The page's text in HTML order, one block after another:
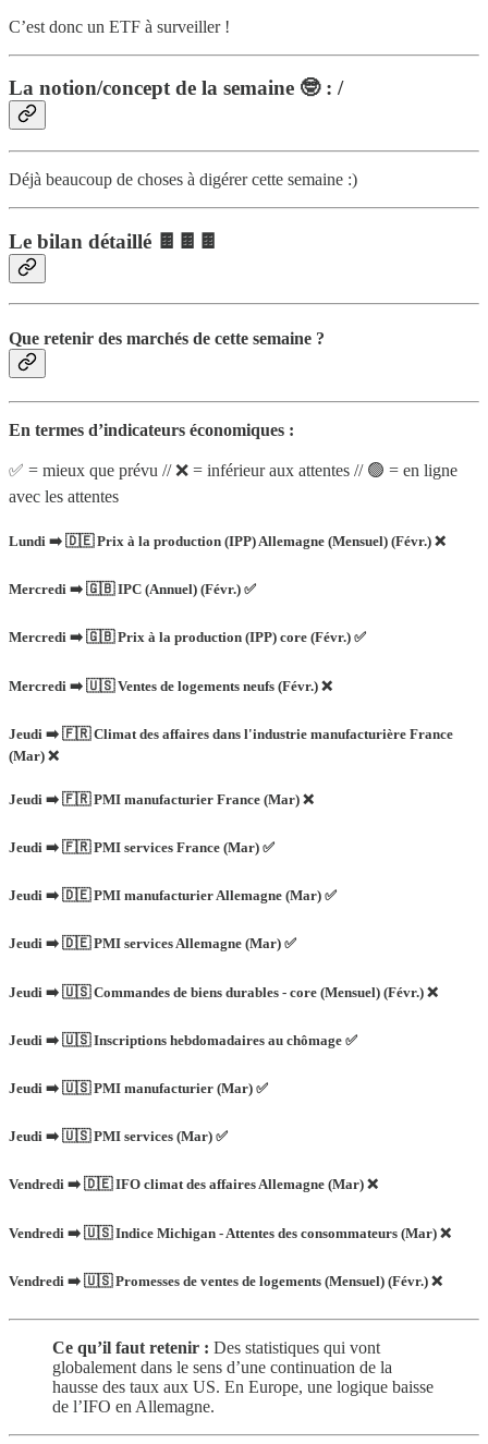
C’est donc un ETF à surveiller !
La notion/concept de la semaine 🤓 : /
Déjà beaucoup de choses à digérer cette semaine :)
Le bilan détaillé 🍫🍫🍫
Que retenir des marchés de cette semaine ?
En termes d’indicateurs économiques :
✅ = mieux que prévu // ❌ = inférieur aux attentes // 🟢 = en ligne
avec les attentes
Lundi ➡️ 🇩🇪 Prix à la production (IPP) Allemagne (Mensuel) (Févr.) ❌
Mercredi ➡️ 🇬🇧 IPC (Annuel) (Févr.) ✅
Mercredi ➡️ 🇬🇧 Prix à la production (IPP) core (Févr.) ✅
Mercredi ➡️ 🇺🇸 Ventes de logements neufs (Févr.) ❌
Jeudi ➡️ 🇫🇷 Climat des affaires dans l'industrie manufacturière France
(Mar) ❌
Jeudi ➡️ 🇫🇷 PMI manufacturier France (Mar) ❌
Jeudi ➡️ 🇫🇷 PMI services France (Mar) ✅
Jeudi ➡️ 🇩🇪 PMI manufacturier Allemagne (Mar) ✅
Jeudi ➡️ 🇩🇪 PMI services Allemagne (Mar) ✅
Jeudi ➡️ 🇺🇸 Commandes de biens durables - core (Mensuel) (Févr.) ❌
Jeudi ➡️ 🇺🇸 Inscriptions hebdomadaires au chômage ✅
Jeudi ➡️ 🇺🇸 PMI manufacturier (Mar) ✅
Jeudi ➡️ 🇺🇸 PMI services (Mar) ✅
Vendredi ➡️ 🇩🇪 IFO climat des affaires Allemagne (Mar) ❌
Vendredi ➡️ 🇺🇸 Indice Michigan - Attentes des consommateurs (Mar) ❌
Vendredi ➡️ 🇺🇸 Promesses de ventes de logements (Mensuel) (Févr.) ❌
Ce qu’il faut retenir : Des statistiques qui vont
globalement dans le sens d’une continuation de la
hausse des taux aux US. En Europe, une logique baisse
de l’IFO en Allemagne.